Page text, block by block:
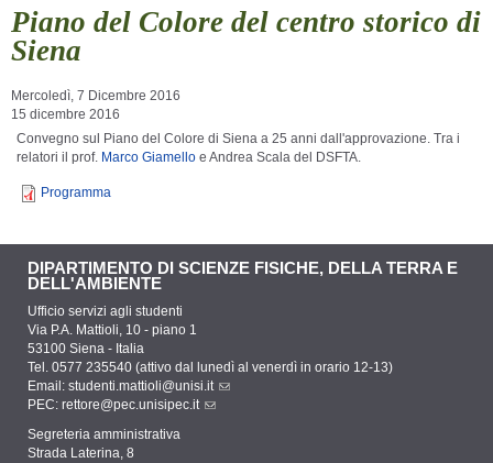
Piano del Colore del centro storico di
Siena
Mercoledì, 7 Dicembre 2016
15 dicembre 2016
Convegno sul Piano del Colore di Siena a 25 anni dall'approvazione. Tra i
relatori il prof. Marco Giamello e Andrea Scala del DSFTA.
Programma
DIPARTIMENTO DI SCIENZE FISICHE, DELLA TERRA E
DELL'AMBIENTE
Ufficio servizi agli studenti
Via P.A. Mattioli, 10 - piano 1
53100 Siena - Italia
Tel. 0577 235540 (attivo dal lunedì al venerdì in orario 12-13)
Email: studenti.mattioli@unisi.it
PEC: rettore@pec.unisipec.it
Segreteria amministrativa
Strada Laterina, 8